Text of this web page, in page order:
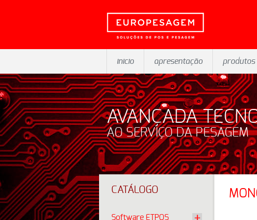
inicio apresentação produtos
AVANÇADA
AO SERVIÇO DA PESAGEM
CATÁLOGO
Software ETPOS